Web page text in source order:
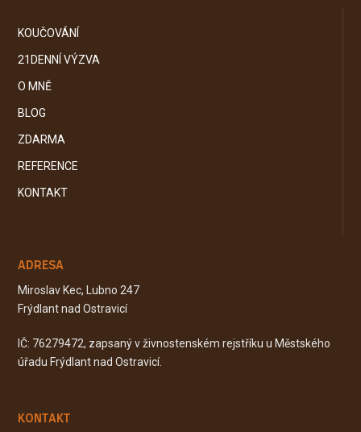
KOUČOVÁNÍ
21DENNÍ VÝZVA
O MNĚ
BLOG
ZDARMA
REFERENCE
KONTAKT
ADRESA
Miroslav Kec, Lubno 247
Frýdlant nad Ostravicí
IČ: 76279472, zapsaný v živnostenském rejstříku u Městského
úřadu Frýdlant nad Ostravicí.
KONTAKT